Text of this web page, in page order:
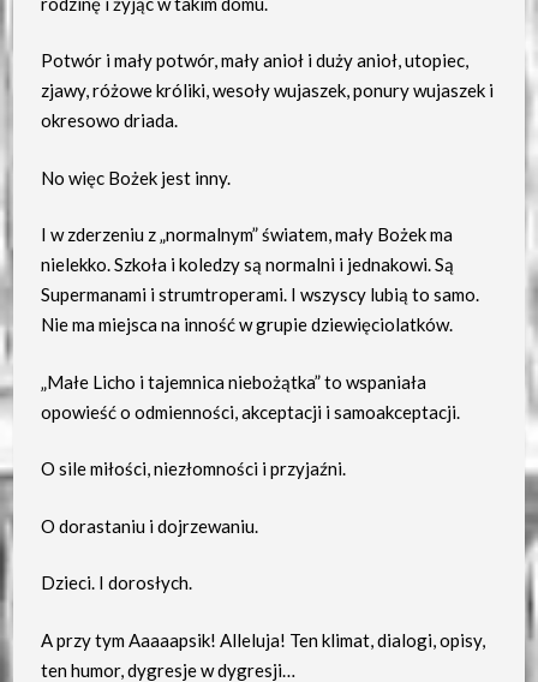
Potwór i mały potwór, mały anioł i duży anioł, utopiec,
zjawy, różowe króliki, wesoły wujaszek, ponury wujaszek i
okresowo driada.
No więc Bożek jest inny.
I w zderzeniu z „normalnym” światem, mały Bożek ma
nielekko. Szkoła i koledzy są normalni i jednakowi. Są
Supermanami i strumtroperami. I wszyscy lubią to samo.
Nie ma miejsca na inność w grupie dziewięciolatków.
„Małe Licho i tajemnica niebożątka” to wspaniała
opowieść o odmienności, akceptacji i samoakceptacji.
O sile miłości, niezłomności i przyjaźni.
O dorastaniu i dojrzewaniu.
Dzieci. I dorosłych.
A przy tym Aaaaapsik! Alleluja! Ten klimat, dialogi, opisy,
ten humor, dygresje w dygresji…